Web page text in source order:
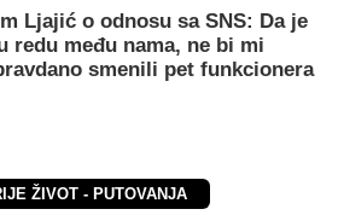
Ljajić o odnosu sa SNS: Da je
redu među nama, ne bi mi
smenili pet funkcionera
ŽIVOT - PUTOVANJA